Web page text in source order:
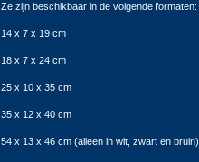
Ze zijn beschikbaar in de volgende formaten:
14 x 7 x 19 cm
18 x 7 x 24 cm
25 x 10 x 35 cm
35 x 12 x 40 cm
54 x 13 x 46 cm (alleen in wit, zwart en bruin)